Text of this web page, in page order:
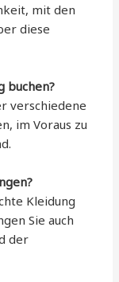
mit den
diese
buchen?
verschiedene
im Voraus zu
Kleidung
Sie auch
der